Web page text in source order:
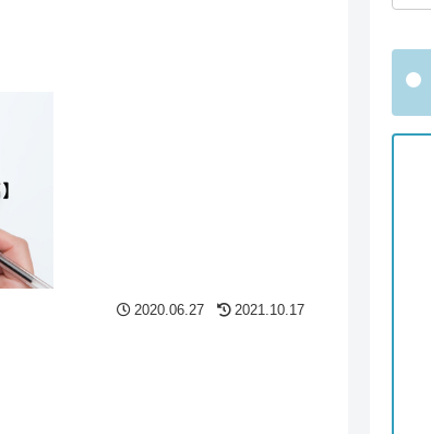
2020.06.27 2021.10.17